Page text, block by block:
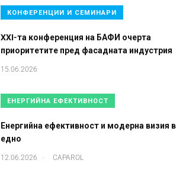
КОНФЕРЕНЦИИ И СЕМИНАРИ
XXI-та конференция на БАФИ очерта
приоритетите пред фасадната индустрия
15.06.2026
ЕНЕРГИЙНА ЕФЕКТИВНОСТ
Енергийна ефективност и модерна визия в
едно
12.06.2026 CAPAROL